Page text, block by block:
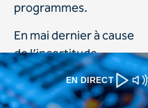
EN DIRECT